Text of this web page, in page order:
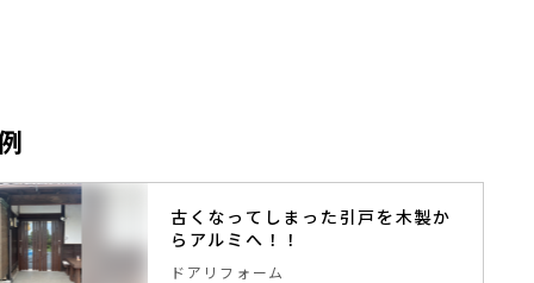
古くなってしまった引戸を木製か
らアルミへ！！
ドアリフォーム